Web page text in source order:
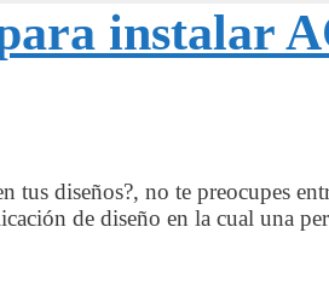
instalar
tus diseños?, no te preocupes
de diseño en la cual